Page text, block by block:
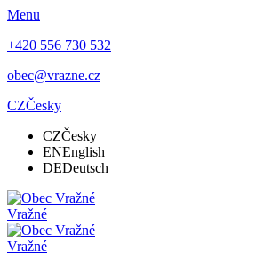
Menu
+420 556 730 532
obec@vrazne.cz
CZČesky
CZČesky
ENEnglish
DEDeutsch
Vražné
Vražné